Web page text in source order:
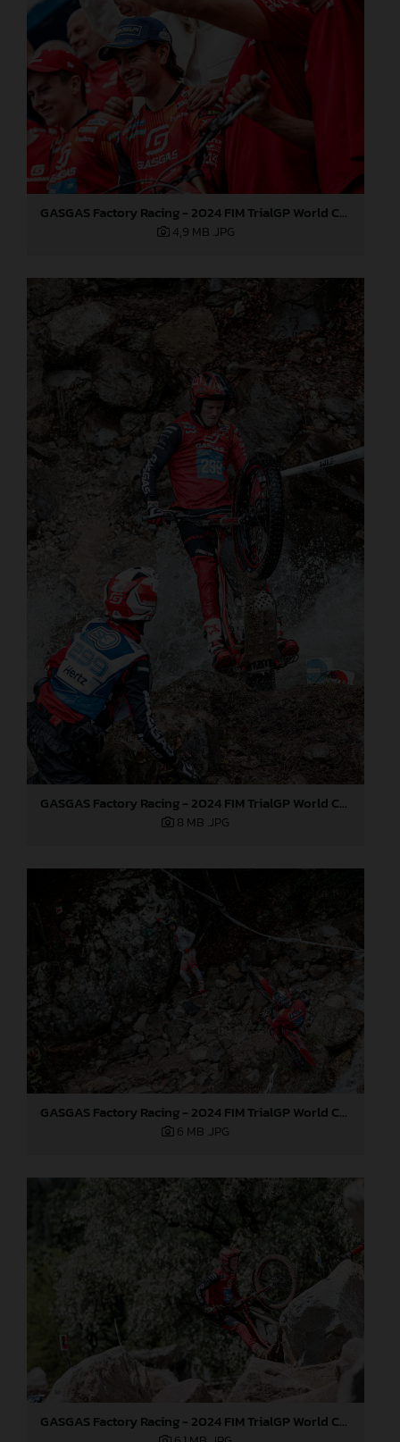
GASGAS Factory Racing - 2024 FIM TrialGP World Championship - Round 3, Italy
4,9 MB .JPG
GASGAS Factory Racing - 2024 FIM TrialGP World Championship - Round 3, Italy
8 MB .JPG
GASGAS Factory Racing - 2024 FIM TrialGP World Championship - Round 3, Italy
6 MB .JPG
GASGAS Factory Racing - 2024 FIM TrialGP World Championship - Round 3, Italy